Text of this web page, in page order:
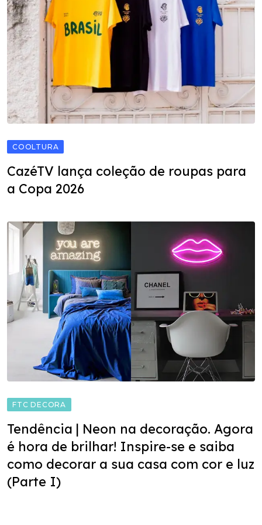
COOLTURA
CazéTV lança coleção de roupas para
a Copa 2026
FTC DECORA
Tendência | Neon na decoração. Agora
é hora de brilhar! Inspire-se e saiba
como decorar a sua casa com cor e luz
(Parte I)